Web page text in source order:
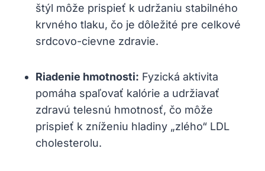
⁢štýl môže prispieť k udržaniu stabilného
krvného tlaku, ‍čo je dôležité pre celkové
srdcovo-cievne zdravie.
Riadenie hmotnosti: Fyzická aktivita
pomáha ⁢spaľovať‌ kalórie a udržiavať
zdravú telesnú⁤ hmotnosť, čo môže⁤
prispieť k‌ zníženiu hladiny‌ „zlého“ LDL
cholesterolu.